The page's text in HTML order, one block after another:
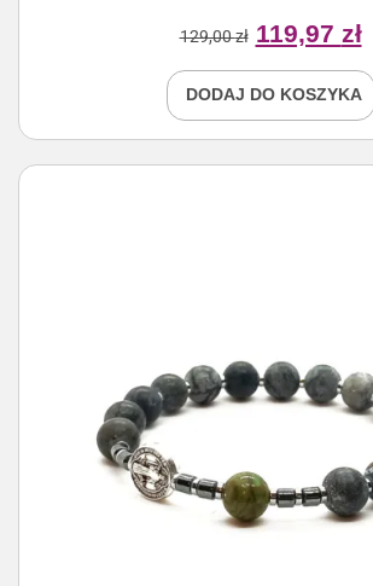
129,00zł 119,97 zł
DODAJ DO KOSZYKA